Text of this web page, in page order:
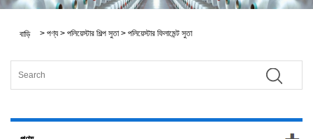
বাড়ি > পণ্য> পলিয়েস্টার শিল্প সুতা> পলিয়েস্টার ফিলামেন্ট সুতা